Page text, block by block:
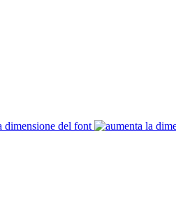
dimensione del font